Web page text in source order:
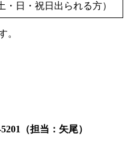
・日・祝日出られる方）
。
（担当：矢尾）